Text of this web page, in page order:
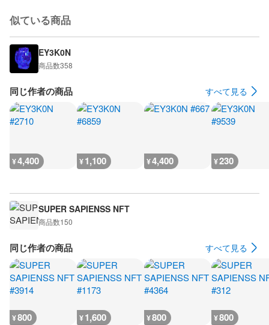
似ている商品
EY3K0N
商品数358
同じ作者の商品 すべて見る
¥4,400 ¥1,100 ¥4,400 ¥230
SUPER SAPIENSS NFT
商品数150
同じ作者の商品 すべて見る
¥800 ¥1,600 ¥800 ¥800